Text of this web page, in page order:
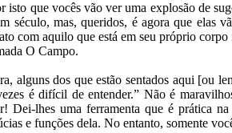
isto que vocês vão ver uma explosão de
século, mas, queridos, é agora que elas
com aquilo que está em seu próprio
O Campo.
alguns dos que estão sentados aqui [ou
é difícil de entender.” Não é
Dei-lhes uma ferramenta que é prática
e funções dela. No entanto, somente